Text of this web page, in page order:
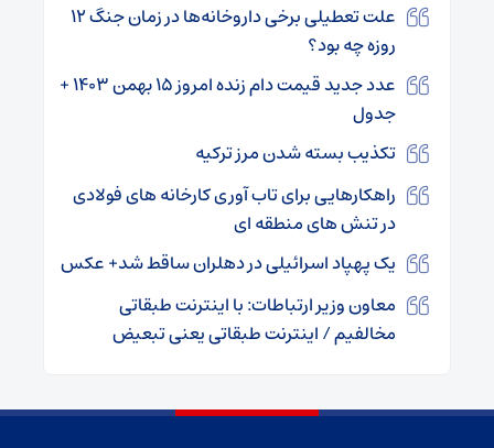
علت تعطیلی برخی داروخانه‌ها در زمان جنگ ۱۲
روزه چه بود؟
عدد جدید قیمت دام زنده امروز ۱۵ بهمن ۱۴۰۳ +
جدول
تکذیب بسته شدن مرز ترکیه
راهکارهایی برای تاب‌ آوری کارخانه ‌های فولادی
در تنش ‌های منطقه ای
یک پهپاد اسرائیلی در دهلران ساقط شد+ عکس
معاون وزیر ارتباطات: با اینترنت طبقاتی
مخالفیم / اینترنت طبقاتی یعنی تبعیض